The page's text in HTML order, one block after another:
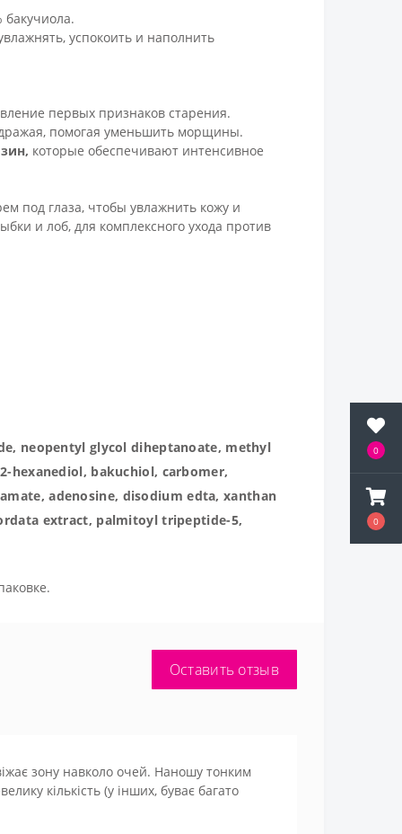
0
0
успокоить и наполнить
первых признаков старения.
помогая уменьшить морщины.
которые обеспечивают интенсивное
под глаза, чтобы увлажнить кожу и
и лоб, для комплексного ухода против
neopentyl glycol diheptanoate, methyl
hexanediol, bakuchiol, carbomer,
adenosine, disodium edta, xanthan
extract, palmitoyl tripeptide-5,
Оставить отзыв
зону навколо очей. Наношу тонким
кількість (у інших, буває багато